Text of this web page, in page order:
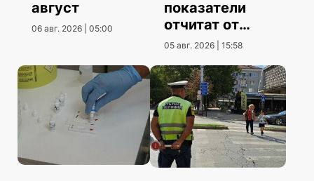
август
06 авг. 2026 | 05:00
показатели
отчитат от
Община
05 авг. 2026 | 15:58